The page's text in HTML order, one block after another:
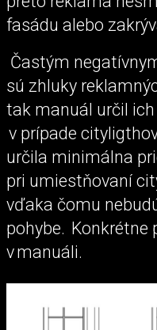
fasádu alebo
Častým
sú zhluky
tak manuál určil
v prípade
určila minimálna
pri umiestňovaní
vďaka čomu
pohybe. Konkrétne
v manuáli.